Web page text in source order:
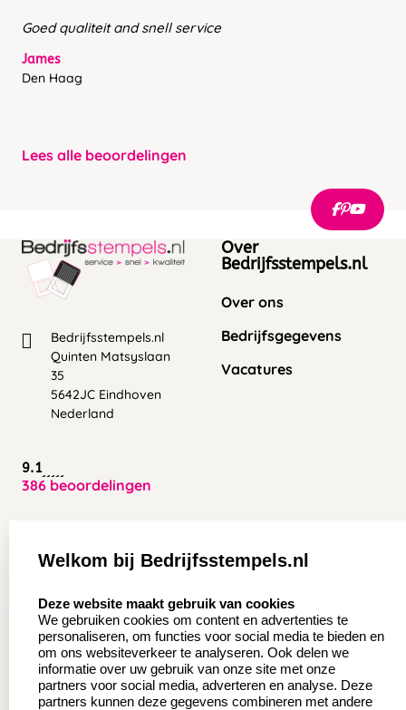
Goed qualiteit and snell service
James
Den Haag
Lees alle beoordelingen
Bedrijfsstempels.nl
Quinten Matsyslaan
35
5642JC Eindhoven
Nederland
9.1
386 beoordelingen
Over
Bedrijfsstempels.nl
Over ons
Bedrijfsgegevens
Vacatures
Aanvraag op maat
Wederverkoper
worden
Sale
Betaling & Verzending
Contact opnemen
Veel gestelde vragen
Retourneren
Herroepingsrecht
Welkom bij Bedrijfsstempels.nl
Deze website maakt gebruik van cookies
We gebruiken cookies om content en advertenties te
personaliseren, om functies voor social media te bieden en
om ons websiteverkeer te analyseren. Ook delen we
informatie over uw gebruik van onze site met onze
partners voor social media, adverteren en analyse. Deze
partners kunnen deze gegevens combineren met andere